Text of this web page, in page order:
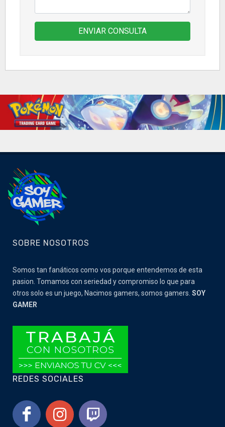
ENVIAR CONSULTA
SOBRE NOSOTROS
Somos tan fanáticos como vos porque entendemos de esta
pasion. Tomamos con seriedad y compromiso lo que para
otros solo es un juego, Nacimos gamers, somos gamers. SOY
GAMER
REDES SOCIALES